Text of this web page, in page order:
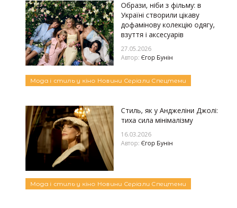
Образи, ніби з фільму: в
Україні створили цікаву
дофамінову колекцію одягу,
взуття і аксесуарів
27.05.2026
Автор: Єгор Бунін
Мода і стиль у кіно Новини Серіали Спецтеми
Стиль, як у Анджеліни Джолі:
тиха сила мінімалізму
16.03.2026
Автор: Єгор Бунін
Мода і стиль у кіно Новини Серіали Спецтеми